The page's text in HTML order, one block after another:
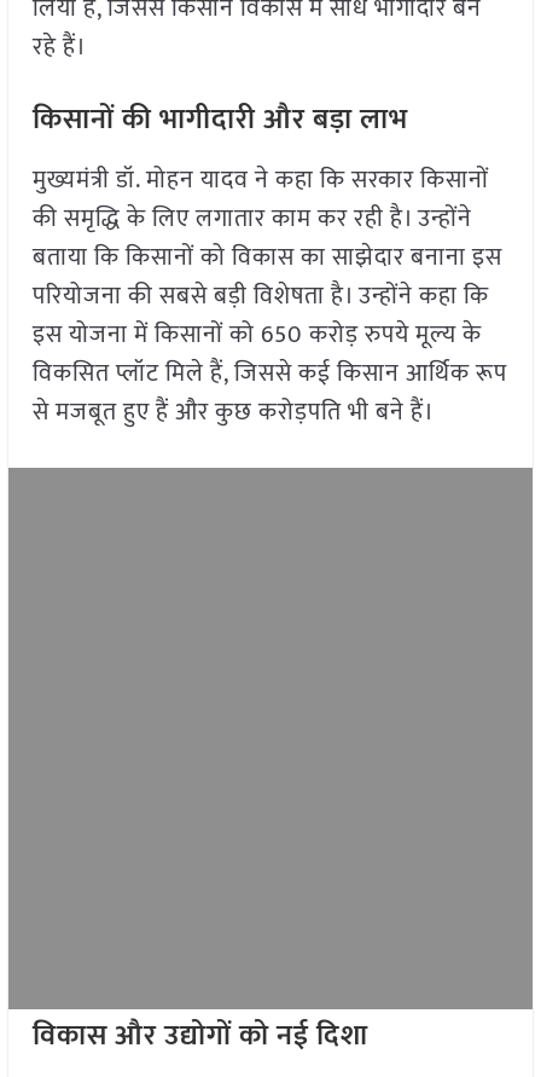
लिया है, जिससे किसान विकास में सीधे भागीदार बन
रहे हैं।
किसानों की भागीदारी और बड़ा लाभ
मुख्यमंत्री डॉ. मोहन यादव ने कहा कि सरकार किसानों
की समृद्धि के लिए लगातार काम कर रही है। उन्होंने
बताया कि किसानों को विकास का साझेदार बनाना इस
परियोजना की सबसे बड़ी विशेषता है। उन्होंने कहा कि
इस योजना में किसानों को 650 करोड़ रुपये मूल्य के
विकसित प्लॉट मिले हैं, जिससे कई किसान आर्थिक रूप
से मजबूत हुए हैं और कुछ करोड़पति भी बने हैं।
विकास और उद्योगों को नई दिशा